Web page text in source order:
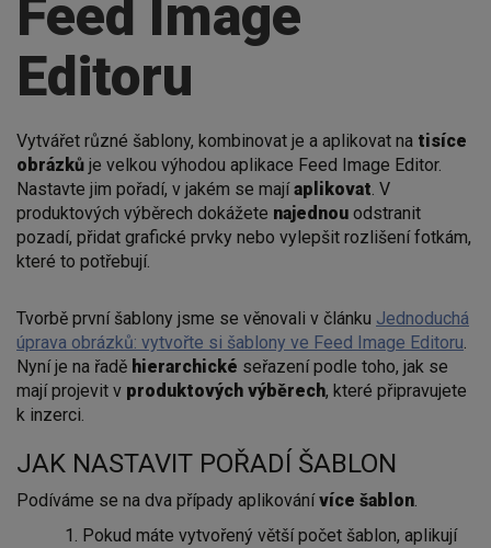
Feed Image
Editoru
Vytvářet různé šablony, kombinovat je a aplikovat na tisíce
obrázků je velkou výhodou aplikace Feed Image Editor.
Nastavte jim pořadí, v jakém se majíaplikovat. V
produktových výběrech dokážete najednou odstranit
pozadí, přidat grafické prvky nebo vylepšit rozlišení fotkám,
které to potřebují.
Tvorbě první šablony jsme se věnovali v článku Jednoduchá
úprava obrázků: vytvořte si šablony ve Feed Image Editoru.
Nyní je na řadě hierarchické seřazení podle toho, jak se
mají projevit v produktových výběrech, které připravujete
k inzerci.
JAK NASTAVIT POŘADÍ ŠABLON
Podíváme se na dva případy aplikovánívíce šablon.
Pokud máte vytvořený větší počet šablon, aplikují